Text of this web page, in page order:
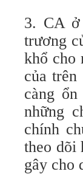
3. CA ở
trương
khổ cho
của
càng
những
chính
theo dõi
gây cho